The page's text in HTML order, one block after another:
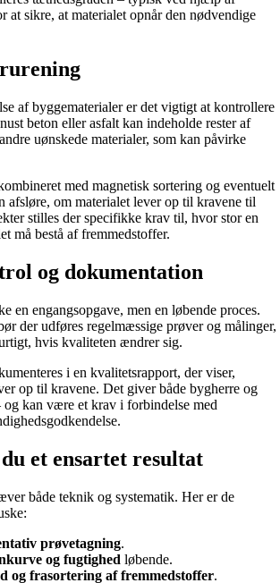
at sikre, at materialet opnår den nødvendige
af byggematerialer er det vigtigt at kontrollere
beton eller asfalt kan indeholde rester af
uønskede materialer, som kan påvirke
med magnetisk sortering og eventuelt
afsløre, om materialet lever op til kravene til
stilles der specifikke krav til, hvor stor en
må bestå af fremmedstoffer.
og dokumentation
en engangsopgave, men en løbende proces.
der udføres regelmæssige prøver og målinger,
hvis kvaliteten ændrer sig.
i en kvalitetsrapport, der viser,
op til kravene. Det giver både bygherre og
og kan være et krav i forbindelse med
et ensartet resultat
både teknik og systematik. Her er de
prøvetagning.
og fugtighed løbende.
og frasortering af fremmedstoffer.